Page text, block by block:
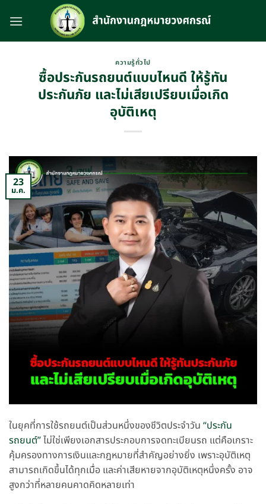
ความรู้ทั่วไป
ซื้อประกันรถยนต์แบบไหนดี ให้รู้ทัน
ประกันภัย และไม่เสียเปรียบเมื่อเกิด
อุบัติเหตุ
23
ม.ค.
ในยุคที่การใช้รถยนต์เป็นส่วนหนึ่งของชีวิตประจำวัน “ประกัน
รถยนต์”ไม่ใช่เพียงเอกสารประกอบการจดทะเบียนรถ แต่คือเกราะ
คุ้มครองทางการเงินและกฎหมายที่สำคัญอย่างยิ่ง เพราะอุบัติเหตุ
สามารถเกิดขึ้นได้ทุกเมื่อ และค่าเสียหายจากอุบัติเหตุหนึ่งครั้ง อาจ
สูงกว่าที่หลายคนคาดคิดหลายเท่า